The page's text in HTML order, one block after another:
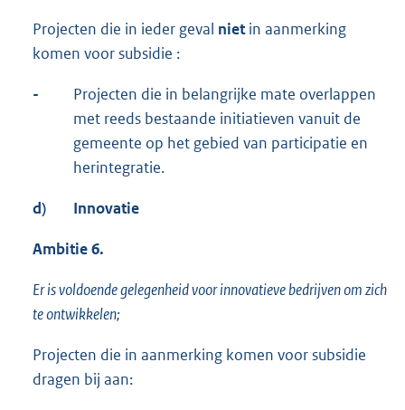
Projecten die in ieder geval nietin aanmerking
komen voor subsidie :
-
Projecten die in belangrijke mate overlappen
met reeds bestaande initiatieven vanuit de
gemeente op het gebied van participatie en
herintegratie.
d) Innovatie
Ambitie 6.
Er is voldoende gelegenheid voor innovatieve bedrijven om zich
te ontwikkelen;
Projecten die in aanmerking komen voor subsidie
dragen bij aan: